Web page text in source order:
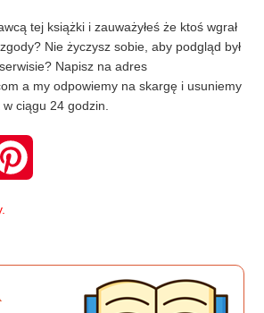
tej książki i zauważyłeś że ktoś wgrał
Nie życzysz sobie, aby podgląd był
Napisz na adres
a my odpowiemy na skargę i usuniemy
ciągu 24 godzin.